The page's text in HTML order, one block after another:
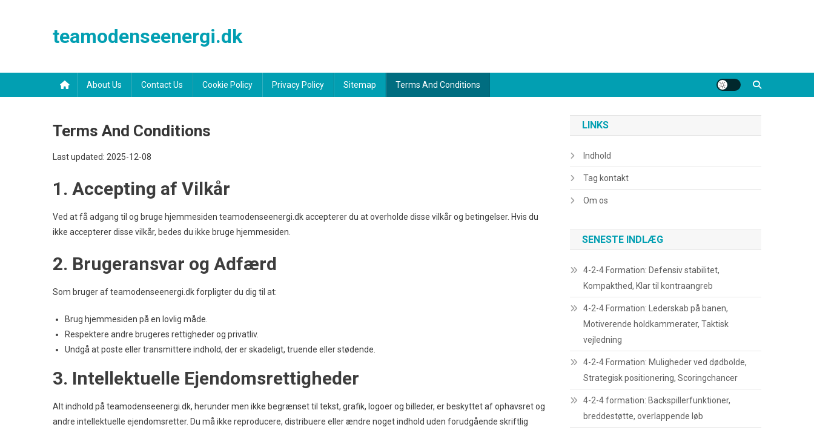
teamodenseenergi.dk
About Us Contact Us Cookie Policy Privacy Policy Sitemap Terms And Conditions
Terms And Conditions
Last updated: 2025-12-08
1. Accepting af Vilkår
Ved at få adgang til og bruge hjemmesiden teamodenseenergi.dk accepterer du at overholde disse vilkår og betingelser. Hvis du
ikke accepterer disse vilkår, bedes du ikke bruge hjemmesiden.
2. Brugeransvar og Adfærd
Som bruger af teamodenseenergi.dk forpligter du dig til at:
Brug hjemmesiden på en lovlig måde.
Respektere andre brugeres rettigheder og privatliv.
Undgå at poste eller transmittere indhold, der er skadeligt, truende eller stødende.
3. Intellektuelle Ejendomsrettigheder
Alt indhold på teamodenseenergi.dk, herunder men ikke begrænset til tekst, grafik, logoer og billeder, er beskyttet af ophavsret og
andre intellektuelle ejendomsretter. Du må ikke reproducere, distribuere eller ændre noget indhold uden forudgående skriftlig
LINKS
Indhold
Tag kontakt
Om os
SENESTE INDLÆG
4-2-4 Formation: Defensiv stabilitet,
Kompakthed, Klar til kontraangreb
4-2-4 Formation: Lederskab på banen,
Motiverende holdkammerater, Taktisk
vejledning
4-2-4 Formation: Muligheder ved dødbolde,
Strategisk positionering, Scoringchancer
4-2-4 formation: Backspillerfunktioner,
breddestøtte, overlappende løb